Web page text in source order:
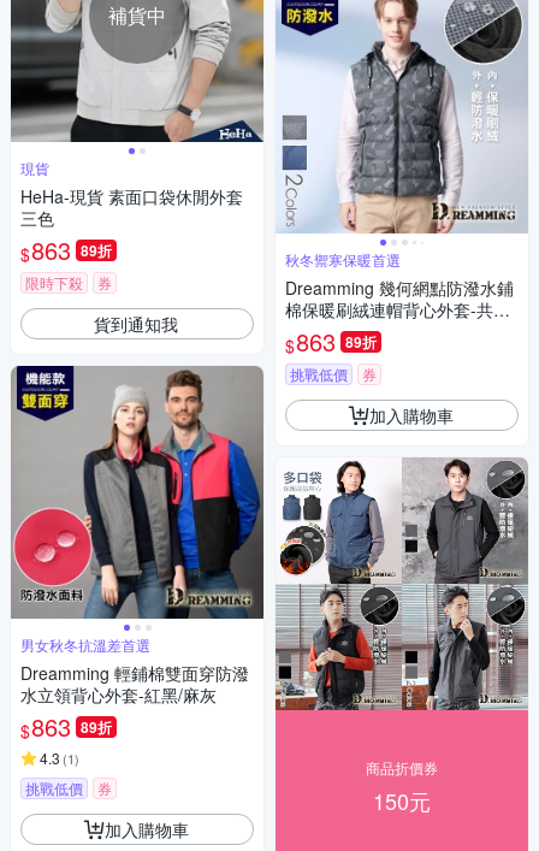
補貨中
現貨
HeHa-現貨 素面口袋休閒外套
三色
$863 89折
限時下殺 券
貨到通知我
男女秋冬抗溫差首選
Dreamming 輕鋪棉雙面穿防潑
水立領背心外套-紅黑/麻灰
$863 89折
4.3 (1)
挑戰低價 券
加入購物車
秋冬禦寒保暖首選
Dreamming 幾何網點防潑水鋪
棉保暖刷絨連帽背心外套-共二
色
$863 89折
挑戰低價 券
加入購物車
商品折價券
150元